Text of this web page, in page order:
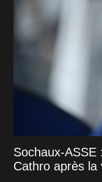
Sochaux-
Cathro après la